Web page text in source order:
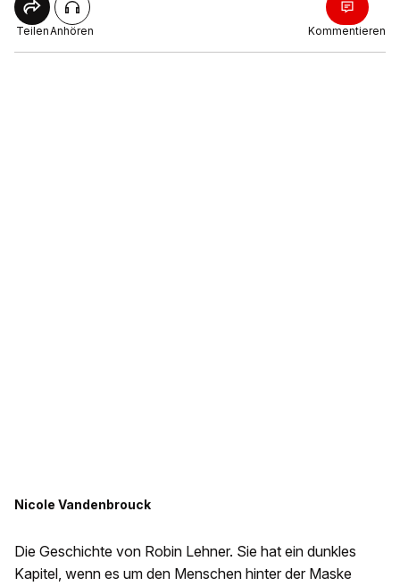
TeilenAnhören Kommentieren
Nicole Vandenbrouck
Die Geschichte von Robin Lehner. Sie hat ein dunkles
Kapitel, wenn es um den Menschen hinter der Maske